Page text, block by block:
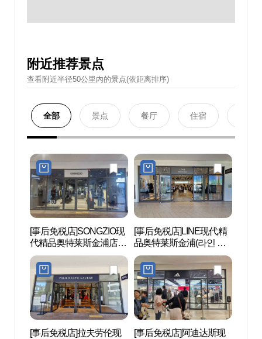
附近推荐景点
查看附近半径50公里內的景点(依距离排序)
全部 景点 餐厅 住宿
[事后免税店]SONGZIO现
代精品奥特莱斯金浦店
(송지오 현대프리미엄아
울렛 김포점)
[事后免税店]LINE现代精
品奥特莱斯金浦(라인 현
대프리미엄아울렛 김포
점)
[事后免税店]拉夫劳伦现
[事后免税店]阿迪达斯现